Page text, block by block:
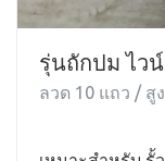
รุ่นถักปม ไว
ลวด 10 แถว / สู